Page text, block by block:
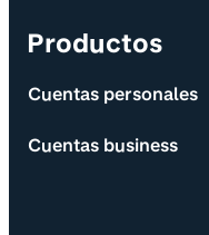
Productos
Cuentas personales
Cuentas business